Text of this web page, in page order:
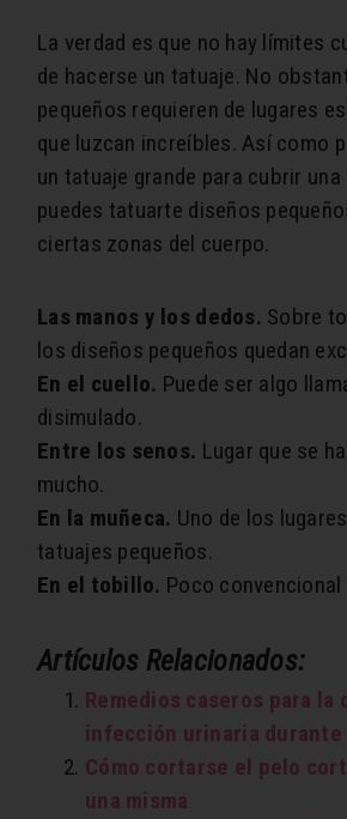
La verdad es que no hay límites
de hacerse un tatuaje. No
pequeños requieren de lugares
que luzcan increíbles. Así como
un tatuaje grande para cubrir
puedes tatuarte diseños
ciertas zonas del cuerpo.
Las manos y los dedos. Sobre
los diseños pequeños quedan
En el cuello. Puede ser algo
disimulado.
Entre los senos. Lugar que se
mucho.
En la muñeca. Uno de los
tatuajes pequeños.
En el tobillo. Poco convencional
Artículos Relacionados:
Remedios caseros para
infección urinaria durante
Cómo cortarse el pelo
una misma